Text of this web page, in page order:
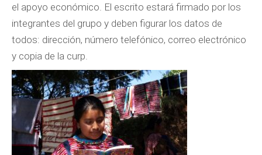
el apoyo económico. El escrito estará firmado por los
integrantes del grupo y deben figurar los datos de
todos: dirección, número telefónico, correo electrónico
y copia de la curp.